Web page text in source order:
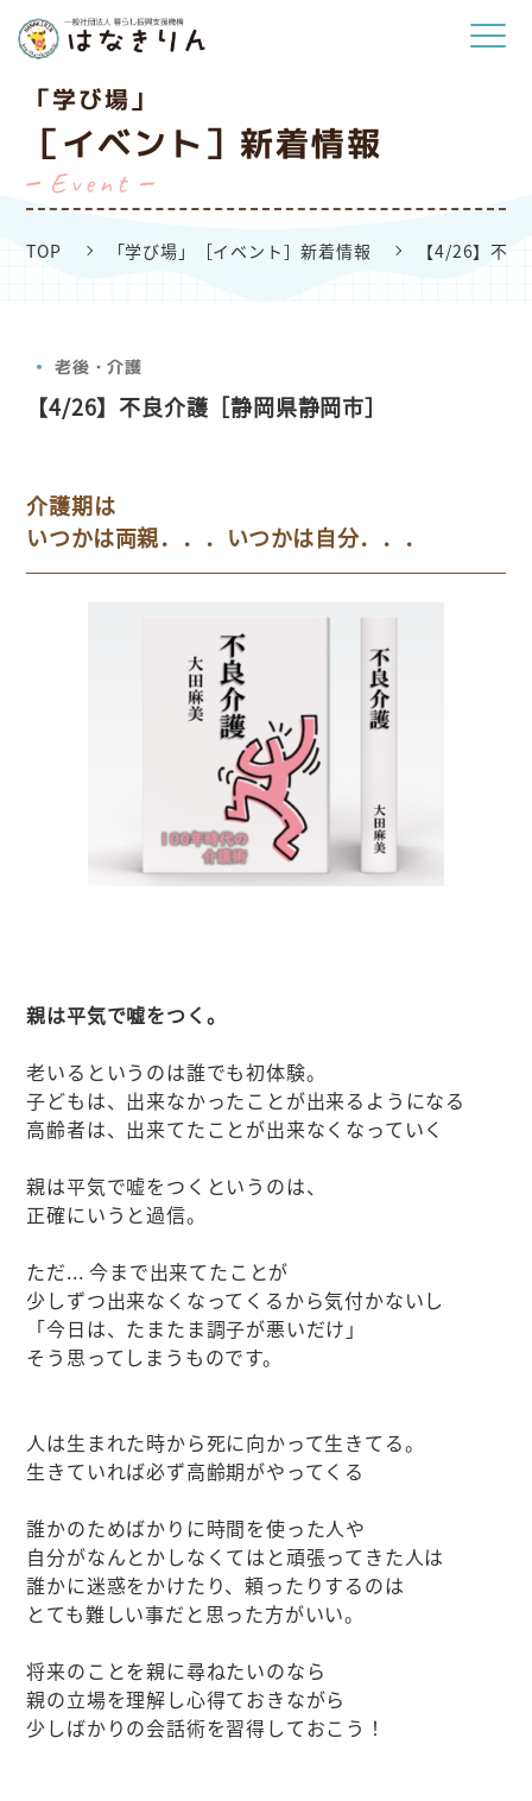
「学び場」
［イベント］新着情報
Event
TOP 「学び場」［イベント］新着情報 【4/26】不
老後・介護
【4/26】不良介護［静岡県静岡市］
介護期は
いつかは両親．．．いつかは自分．．．
親は平気で嘘をつく。
老いるというのは誰でも初体験。
子どもは、出来なかったことが出来るようになる
高齢者は、出来てたことが出来なくなっていく
親は平気で嘘をつくというのは、
正確にいうと過信。
ただ... 今まで出来てたことが
少しずつ出来なくなってくるから気付かないし
「今日は、たまたま調子が悪いだけ」
そう思ってしまうものです。
人は生まれた時から死に向かって生きてる。
生きていれば必ず高齢期がやってくる
誰かのためばかりに時間を使った人や
自分がなんとかしなくてはと頑張ってきた人は
誰かに迷惑をかけたり、頼ったりするのは
とても難しい事だと思った方がいい。
将来のことを親に尋ねたいのなら
親の立場を理解し心得ておきながら
少しばかりの会話術を習得しておこう！